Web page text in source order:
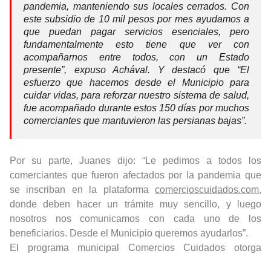
pandemia, manteniendo sus locales cerrados. Con
este subsidio de 10 mil pesos por mes ayudamos a
que puedan pagar servicios esenciales, pero
fundamentalmente esto tiene que ver con
acompañarnos entre todos, con un Estado
presente”, expuso Achával. Y destacó que “El
esfuerzo que hacemos desde el Municipio para
cuidar vidas, para reforzar nuestro sistema de salud,
fue acompañado durante estos 150 días por muchos
comerciantes que mantuvieron las persianas bajas”.
Por su parte, Juanes dijo: “Le pedimos a todos los
comerciantes que fueron afectados por la pandemia que
se inscriban en la plataforma comercioscuidados.com,
donde deben hacer un trámite muy sencillo, y luego
nosotros nos comunicamos con cada uno de los
beneficiarios. Desde el Municipio queremos ayudarlos”.
El programa municipal Comercios Cuidados otorga